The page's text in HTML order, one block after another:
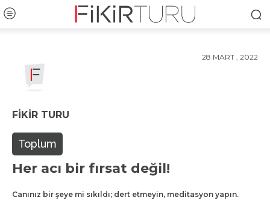
28 MART , 2022
FIKIR TURU
Toplum
Her acı bir fırsat değil!
Canınız bir şeye mi sıkıldı; dert etmeyin, meditasyon yapın.